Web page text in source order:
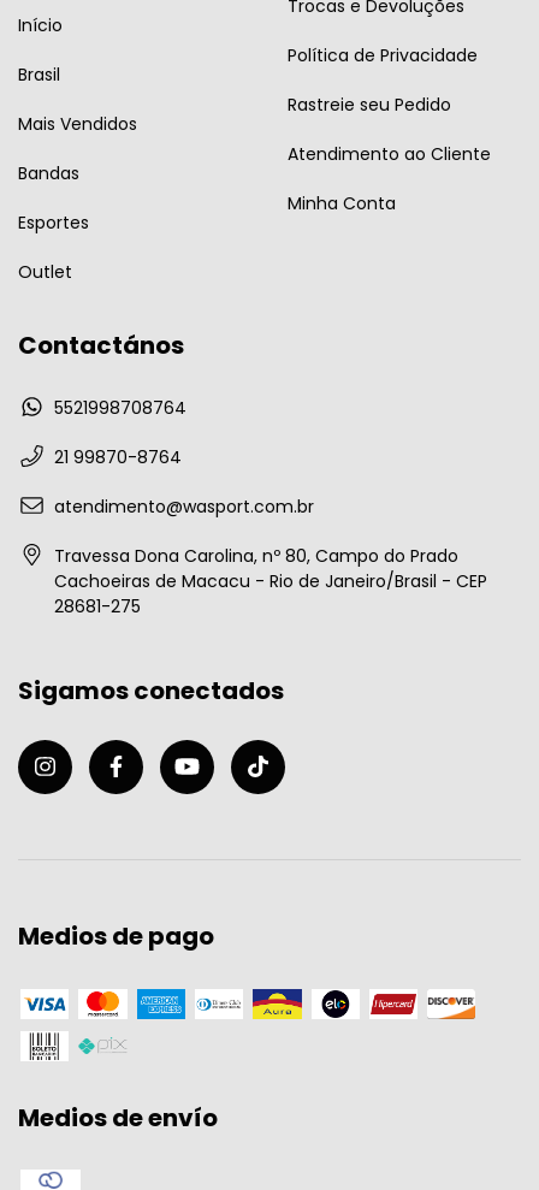
Início
Brasil
Mais Vendidos
Bandas
Esportes
Outlet
Trocas e Devoluções
Política de Privacidade
Rastreie seu Pedido
Atendimento ao Cliente
Minha Conta
Contactános
5521998708764
21 99870-8764
atendimento@wasport.com.br
Travessa Dona Carolina, nº 80, Campo do Prado
Cachoeiras de Macacu - Rio de Janeiro/Brasil - CEP
28681-275
Sigamos conectados
Medios de pago
Medios de envío